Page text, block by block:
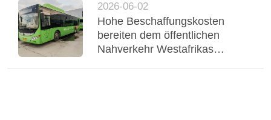
Regio
2026-06-02
Hohe Beschaffungskosten
bereiten dem öffentlichen
Nahverkehr Westafrikas